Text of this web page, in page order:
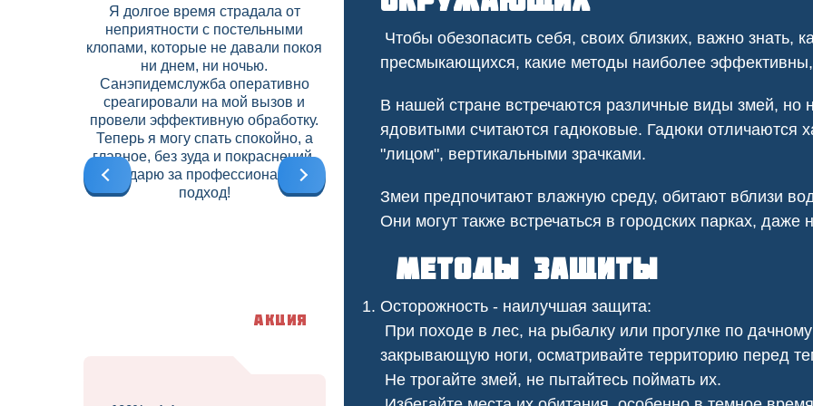
Я долгое время страдала от
неприятности с постельными
клопами, которые не давали покоя
ни днем, ни ночью.
Санэпидемслужба оперативно
среагировали на мой вызов и
провели эффективную обработку.
Теперь я могу спать спокойно, а
главное, без зуда и покраснений.
Благодарю за профессиональный
подход!
В нашем ресторане постоянно
скапливались тараканы из
соседних нежилых помещений.
Дезобработка заключили с нами
что позволило нам избавиться от
высокий уровень санитарной
безопасности.
В приусадебном участке у нас
была проблема с борщевиком,
который портил внешний вид и
представлял угрозу для здоровья.
химическую обработку участка,
обезопасив нашу территорию.
Акция
Чтобы обезопасить себя, своих близких, важно знать,
пресмыкающихся, какие методы наиболее эффективны,
В нашей стране встречаются различные виды змей, но
ядовитыми считаются гадюковые. Гадюки отличаются
"лицом", вертикальными зрачками.
Змеи предпочитают влажную среду, обитают вблизи
Они могут также встречаться в городских парках, даже
Методы защиты
Осторожность - наилучшая защита:
При походе в лес, на рыбалку или прогулке по дачному
закрывающую ноги, осматривайте территорию перед
Не трогайте змей, не пытайтесь поймать их.